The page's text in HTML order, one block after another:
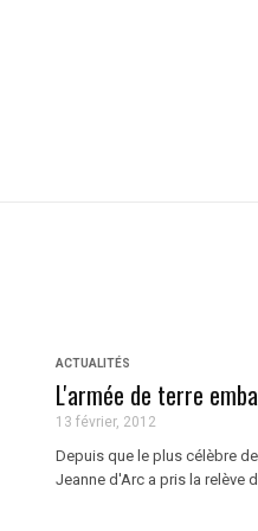
ACTUALITÉS
L'armée de terre
13 février, 2012
Depuis que le plus célèbre
Jeanne d'Arc a pris la relève